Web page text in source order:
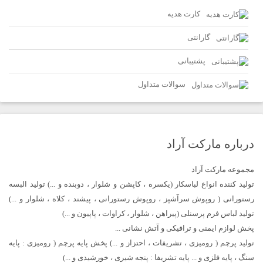
کارت هدیه
گارانتی
پشتیبانی
سوالات متداول
درباره مارکت آراد
مجموعه مارکت آراد
تولید کننده انواع لباسکار (یکسره ، کاپشن و شلوار ، دوبنده و ...) تولید البسه
رستورانی ( روپوش سرآشپز ، روپوش رستورانی ، پیشند ، کلاه ، شلوار و ...)
تولید لباس فرم پرسنلی (پیراهن ، شلوار ، کراوات ، پاپیون و ...)
پخش لوازم ایمنی و ترافیکی و آتش نشانی ...
تولید پرچم ( رومیزی ، تشریفات ، احتزاز و ...) پخش پایه پرچم ( رومیزی : پایه
سنگ ، پایه فلزی و ... پایه تشریفا : پنجه شیری ، خورشیدی و ...)